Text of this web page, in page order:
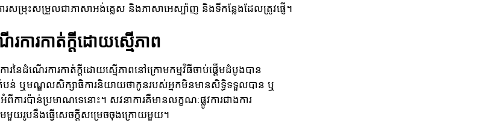
សម្រុះសម្រួលជាភាសាអង់គ្លេស និងភាសាអេស្ប៉ាញ និងទីកន្លែងដែលត្រូវផ្ញើ។
ការកាត់ក្ដីដោយស្មើភាព
ារនៃដំណើរការកាត់ក្ដីដោយស្មើភាពនៅក្រោមកម្មវិធីចាប់ផ្តើមដំបូងបាន
បន់ ឬមណ្ឌលសិក្សាធិការនិយាយថាកូនរបស់អ្នកមិនមានសិទ្ធិទទួលបាន ឬ
ារប៉ាន់ប្រមាណទេនោះ។ សវនាការគឺមានលក្ខណៈផ្លូវការជាងការ
យរូបនឹងធ្វើសេចក្តីសម្រេចចុងក្រោយមួយ។